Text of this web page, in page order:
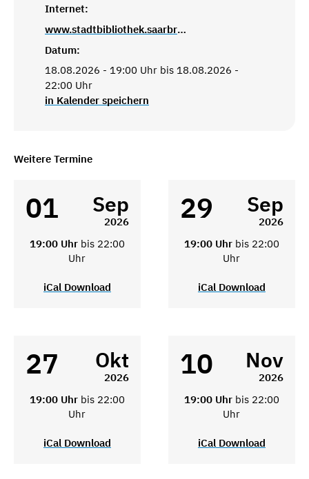
Internet:
www.stadtbibliothek.saarbruecken.de
Datum:
18.08.2026 - 19:00 Uhr bis 18.08.2026 -
22:00 Uhr
in Kalender speichern
Weitere Termine
01 Sep
2026
19:00 Uhr bis 22:00
Uhr
iCal Download
29 Sep
2026
19:00 Uhr bis 22:00
Uhr
iCal Download
27 Okt
2026
19:00 Uhr bis 22:00
Uhr
iCal Download
10 Nov
2026
19:00 Uhr bis 22:00
Uhr
iCal Download